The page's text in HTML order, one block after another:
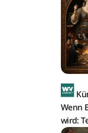
Wenn
wird: